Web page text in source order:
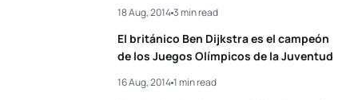
El británico Ben Dijkstra es el campeón
de los Juegos Olímpicos de la Juventud
18 Aug, 20143 min read
16 Aug, 20141 min read